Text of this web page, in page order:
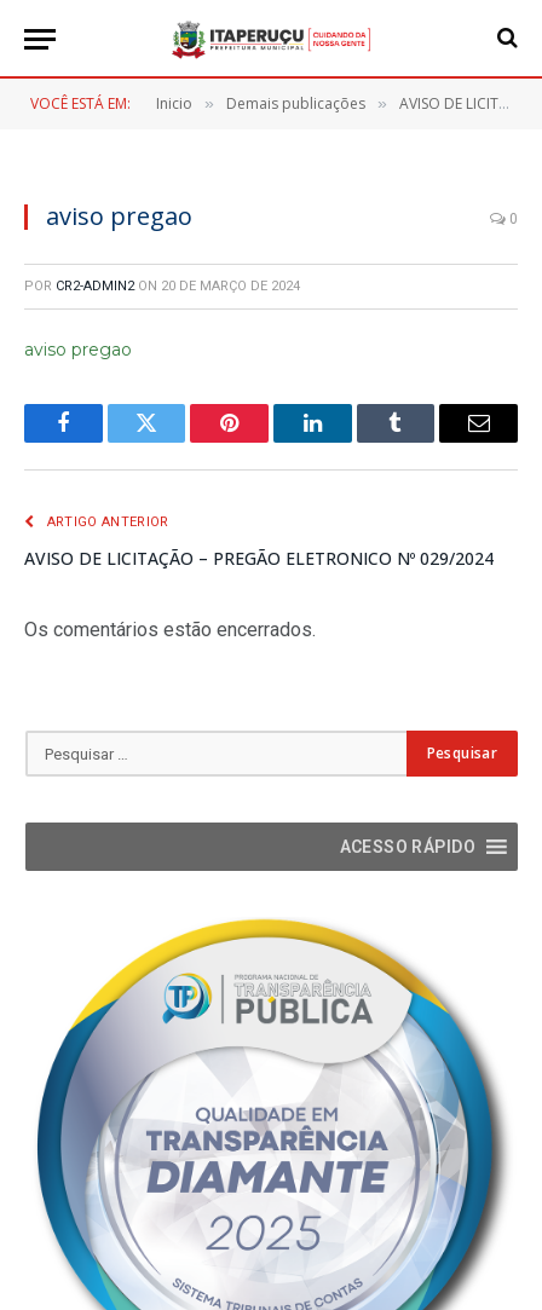
VOCÊ ESTÁ EM: Inicio » Demais publicações » AVISO DE LICITAÇÃO – PREGÃO ELETRONICO Nº 029/2024
aviso pregao 0
POR CR2-ADMIN2 ON 20 DE MARÇO DE 2024
aviso pregao
FacebookTwitter Pinterest LinkedInTumblr
E-
ARTIGO ANTERIOR
AVISO DE LICITAÇÃO – PREGÃO ELETRONICO Nº 029/2024
Os comentários estão encerrados.
ACESSO RÁPIDO